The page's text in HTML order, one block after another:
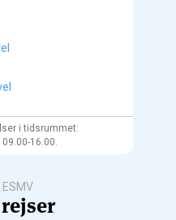
i tidsrummet:
16.00.